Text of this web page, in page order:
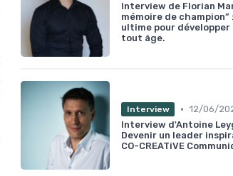
Interview de Florian
mémoire de champion”
ultime pour développer
tout âge.
Interview • 12/06/
Interview d'Antoine
Devenir un leader
CO-CREATiVE